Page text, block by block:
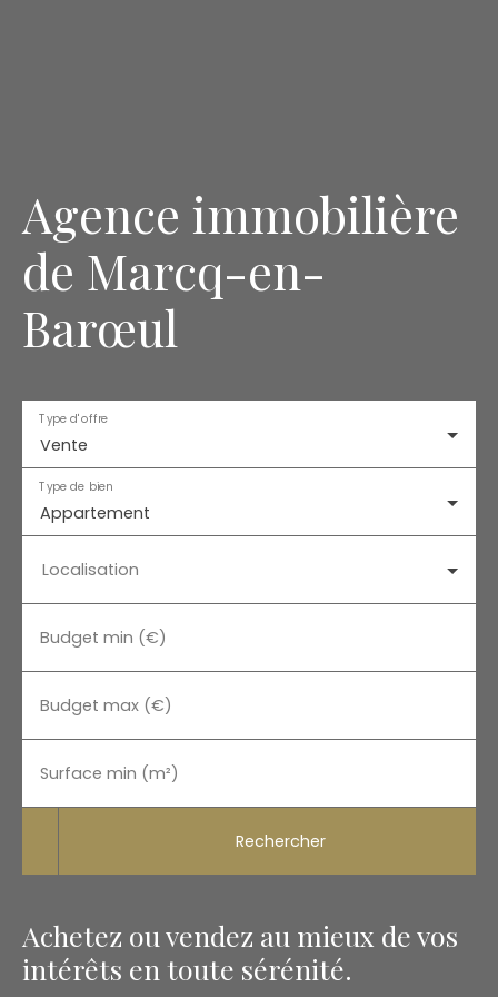
Agence immobilière
de Marcq-en-
Barœul
Vente
Type d'offre
Appartement
Type de bien
Localisation
Budget min (€)
Budget max (€)
Surface min (m²)
Rechercher
Achetez ou vendez au mieux de vos
intérêts en toute sérénité.